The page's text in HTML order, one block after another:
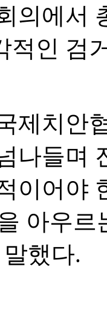
의에서
적인 검
제치안
나들며
이어야
아우
했다.